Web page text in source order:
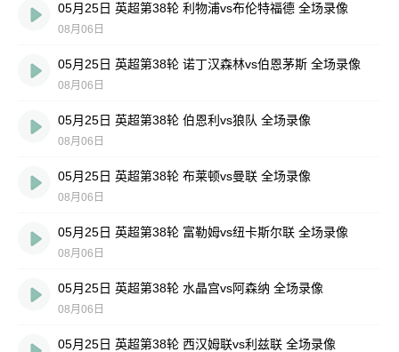
05月25日 英超第38轮 利物浦vs布伦特福德 全场录像
08月06日
05月25日 英超第38轮 诺丁汉森林vs伯恩茅斯 全场录像
08月06日
05月25日 英超第38轮 伯恩利vs狼队 全场录像
08月06日
05月25日 英超第38轮 布莱顿vs曼联 全场录像
08月06日
05月25日 英超第38轮 富勒姆vs纽卡斯尔联 全场录像
08月06日
05月25日 英超第38轮 水晶宫vs阿森纳 全场录像
08月06日
05月25日 英超第38轮 西汉姆联vs利兹联 全场录像